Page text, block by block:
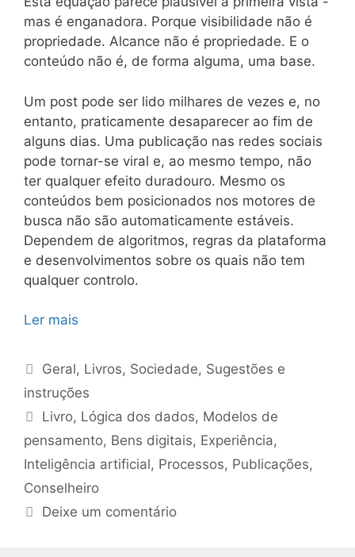
mas é enganadora. Porque visibilidade não é
propriedade. Alcance não é propriedade. E o
conteúdo não é, de forma alguma, uma base.
Um post pode ser lido milhares de vezes e, no
entanto, praticamente desaparecer ao fim de
alguns dias. Uma publicação nas redes sociais
pode tornar-se viral e, ao mesmo tempo, não
ter qualquer efeito duradouro. Mesmo os
conteúdos bem posicionados nos motores de
busca não são automaticamente estáveis.
Dependem de algoritmos, regras da plataforma
e desenvolvimentos sobre os quais não tem
qualquer controlo.
Ler mais
Categorias
Geral, Livros, Sociedade, Sugestões e
instruções
Etiquetas
Livro, Lógica dos dados, Modelos de
pensamento, Bens digitais, Experiência,
Inteligência artificial, Processos, Publicações,
Conselheiro
Deixe um comentário